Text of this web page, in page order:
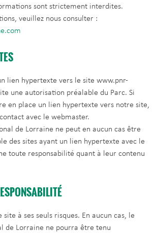
sont strictement interdites.
veuillez nous consulter :
lien hypertexte vers le site www.pnr-
une autorisation préalable du Parc. Si
en place un lien hypertexte vers notre site,
avec le webmaster.
de Lorraine ne peut en aucun cas être
des sites ayant un lien hypertexte avec le
toute responsabilité quant à leur contenu
à ses seuls risques. En aucun cas, le
de Lorraine ne pourra être tenu